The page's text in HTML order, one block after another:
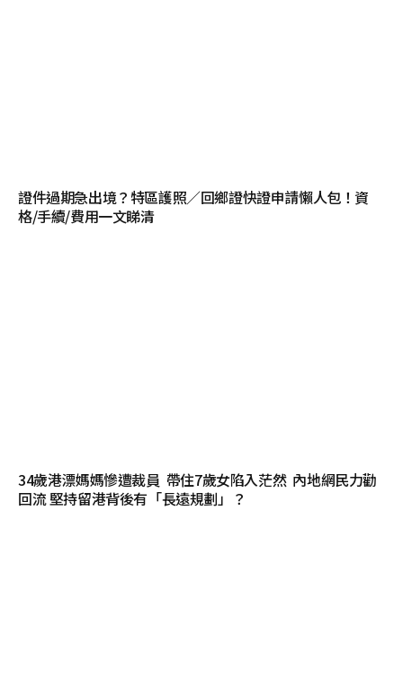
證件過期急出境？特區護照／回鄉證快證申請懶人包！資
格/手續/費用一文睇清
34歲港漂媽媽慘遭裁員 帶住7歲女陷入茫然 內地網民力勸
回流 堅持留港背後有「長遠規劃」？